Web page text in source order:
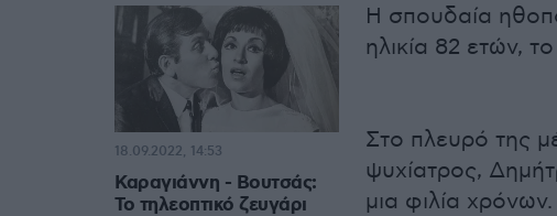
Η σπουδαία
ηλικία 82 ετών,
Στο πλευρό της
ψυχίατρος,
μια φιλία
Καραγιάννη - Βουτσάς:
Το τηλεοπτικό ζευγάρι
18.09.2022, 14:53